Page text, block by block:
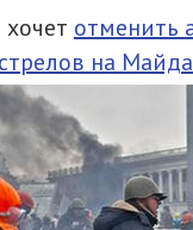
отменить
на